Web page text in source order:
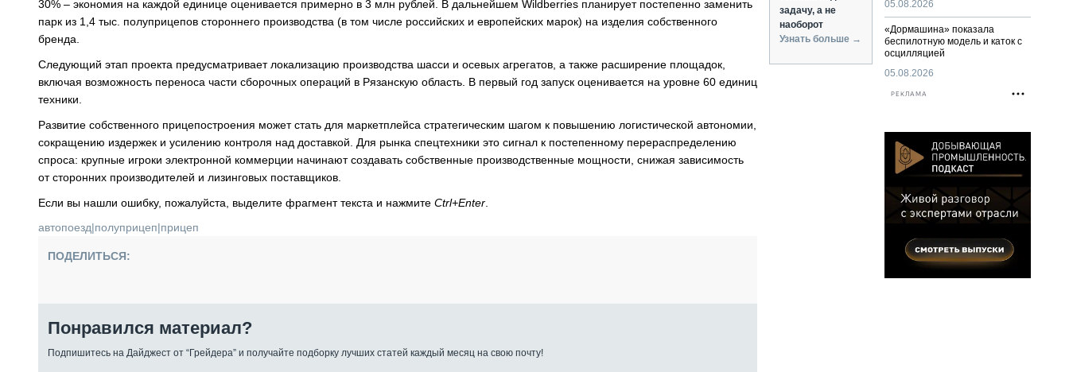
30% – экономия на каждой единице оценивается примерно в 3 млн рублей. В дальнейшем Wildberries планирует постепенно заменить
парк из 1,4 тыс. полуприцепов стороннего производства (в том числе российских и европейских марок) на изделия собственного
бренда.
Следующий этап проекта предусматривает локализацию производства шасси и осевых агрегатов, а также расширение площадок,
включая возможность переноса части сборочных операций в Рязанскую область. В первый год запуск оценивается на уровне 60 единиц
техники.
Развитие собственного прицепостроения может стать для маркетплейса стратегическим шагом к повышению логистической автономии,
сокращению издержек и усилению контроля над доставкой. Для рынка спецтехники это сигнал к постепенному перераспределению
спроса: крупные игроки электронной коммерции начинают создавать собственные производственные мощности, снижая зависимость
от сторонних производителей и лизинговых поставщиков.
Если вы нашли ошибку, пожалуйста, выделите фрагмент текста и нажмите Ctrl+Enter
автопоезд|полуприцеп|прицеп
ПОДЕЛИТЬСЯ:
Понравился материал?
Подпишитесь на Дайджест от “Грейдера” и получайте подборку лучших статей каждый месяц на свою почту!
задачу, а не
наоборот
Узнать больше →
05.08.2026
«Дормашина» показала
беспилотную модель и каток с
осцилляцией
05.08.2026
РЕКЛАМА